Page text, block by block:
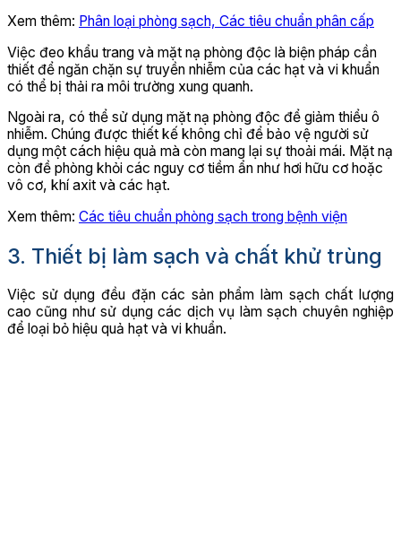
Xem thêm: Phân loại phòng sạch, Các tiêu chuẩn phân cấp
Việc đeo khẩu trang và mặt nạ phòng độc là biện pháp cần
thiết để ngăn chặn sự truyền nhiễm của các hạt và vi khuẩn
có thể bị thải ra môi trường xung quanh.
Ngoài ra, có thể sử dụng mặt nạ phòng độc để giảm thiểu ô
nhiễm. Chúng được thiết kế không chỉ để bảo vệ người sử
dụng một cách hiệu quả mà còn mang lại sự thoải mái. Mặt nạ
còn đề phòng khỏi các nguy cơ tiềm ẩn như hơi hữu cơ hoặc
vô cơ, khí axit và các hạt.
Xem thêm: Các tiêu chuẩn phòng sạch trong bệnh viện
3. Thiết bị làm sạch và chất khử trùng
Việc sử dụng đều đặn các sản phẩm làm sạch chất lượng
cao cũng như sử dụng các dịch vụ làm sạch chuyên nghiệp
để loại bỏ hiệu quả hạt và vi khuẩn.